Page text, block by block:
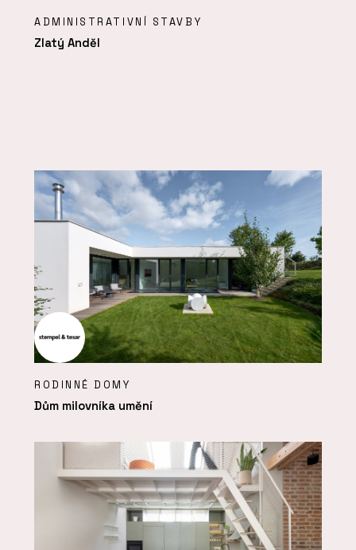
ADMINISTRATIVNÍ STAVBY
Zlatý Anděl
RODINNÉ DOMY
Dům milovníka umění